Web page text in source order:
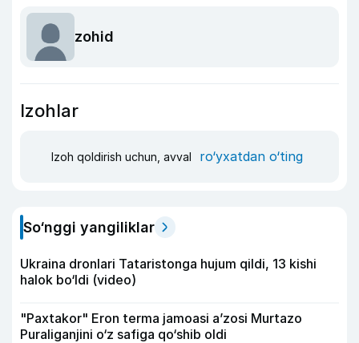
zohid
Izohlar
Izoh qoldirish uchun, avval ro‘yxatdan o‘ting
So‘nggi yangiliklar
Ukraina dronlari Tataristonga hujum qildi, 13 kishi
halok bo‘ldi (video)
"Paxtakor" Eron terma jamoasi a’zosi Murtazo
Puraliganjini o‘z safiga qo‘shib oldi